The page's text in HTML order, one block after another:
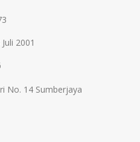
2001
No. 14 Sumberjaya